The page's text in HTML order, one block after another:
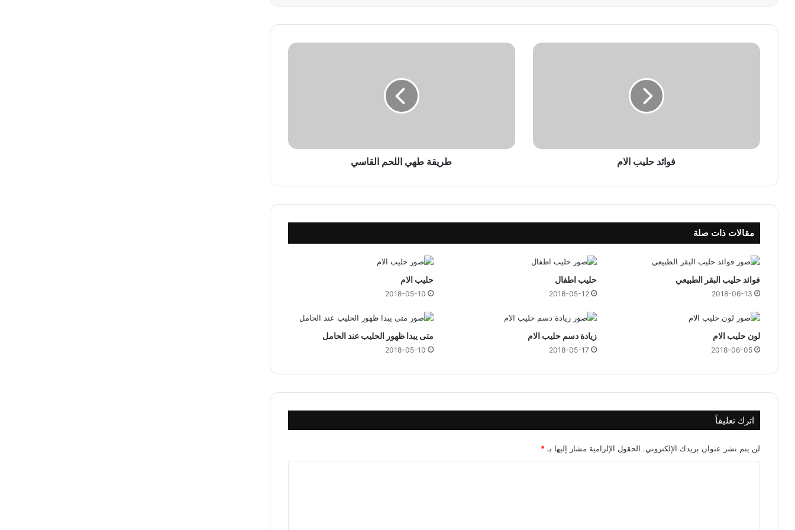
ف
ب
ا
فوائد حليب الام
ط
ا
ح
ل
ا
طريقة طهي اللحم القاسي
مقالات ذات صلة
فوائد حليب البقر الطبيعي
2018-06-13
حليب اطفال
2018-05-12
حليب الام
2018-05-10
لون حليب الام
2018-06-05
زيادة دسم حليب الام
2018-05-17
متى يبدا ظهور الحليب عند الحامل
2018-05-10
اترك تعليقاً
لن يتم نشر عنوان بريدك الإلكتروني. الحقول الإلزامية مشار إليها بـ*